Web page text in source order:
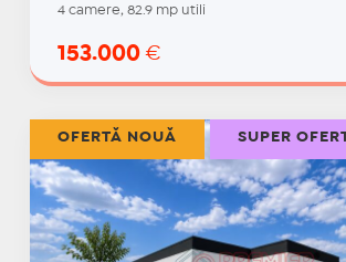
4 camere, 82.9 mp utili
153.000 €
OFERTĂ NOUĂ SUPER